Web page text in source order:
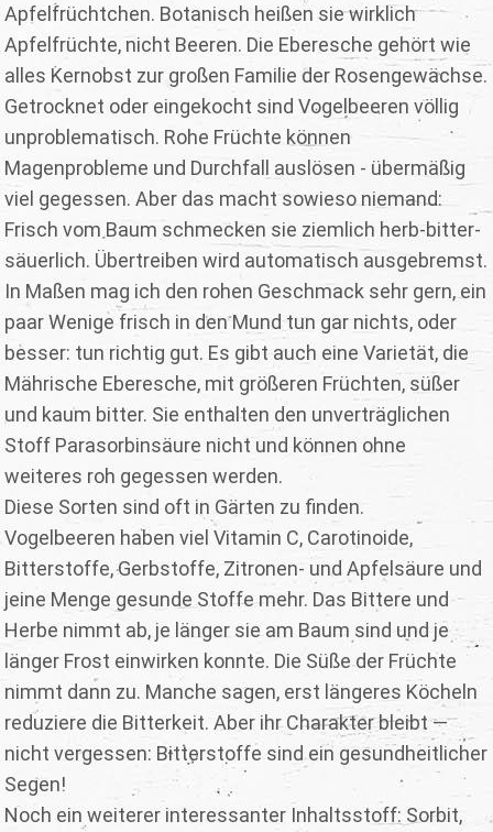
Apfelfrüchtchen. Botanisch heißen sie wirklich
Apfelfrüchte, nicht Beeren. Die Eberesche gehört wie
alles Kernobst zur großen Familie der Rosengewächse.
Getrocknet oder eingekocht sind Vogelbeeren völlig
unproblematisch. Rohe Früchte können
Magenprobleme und Durchfall auslösen - übermäßig
viel gegessen. Aber das macht sowieso niemand:
Frisch vom Baum schmecken sie ziemlich herb-bitter-
säuerlich. Übertreiben wird automatisch ausgebremst.
In Maßen mag ich den rohen Geschmack sehr gern, ein
paar Wenige frisch in den Mund tun gar nichts, oder
besser: tun richtig gut. Es gibt auch eine Varietät, die
Mährische Eberesche, mit größeren Früchten, süßer
und kaum bitter. Sie enthalten den unverträglichen
Stoff Parasorbinsäure nicht und können ohne
weiteres roh gegessen werden.
Diese Sorten sind oft in Gärten zu finden.
Vogelbeeren haben viel Vitamin C, Carotinoide,
Bitterstoffe, Gerbstoffe, Zitronen- und Apfelsäure und
jeine Menge gesunde Stoffe mehr. Das Bittere und
Herbe nimmt ab, je länger sie am Baum sind und je
länger Frost einwirken konnte. Die Süße der Früchte
nimmt dann zu. Manche sagen, erst längeres Köcheln
reduziere die Bitterkeit. Aber ihr Charakter bleibt —
nicht vergessen: Bitterstoffe sind ein gesundheitlicher
Segen!
Noch ein weiterer interessanter Inhaltsstoff: Sorbit,